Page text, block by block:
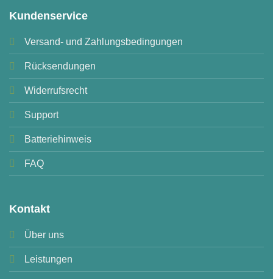
Kundenservice
Versand- und Zahlungsbedingungen
Rücksendungen
Widerrufsrecht
Support
Batteriehinweis
FAQ
Kontakt
Über uns
Leistungen